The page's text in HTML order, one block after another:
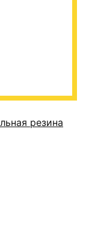
резина